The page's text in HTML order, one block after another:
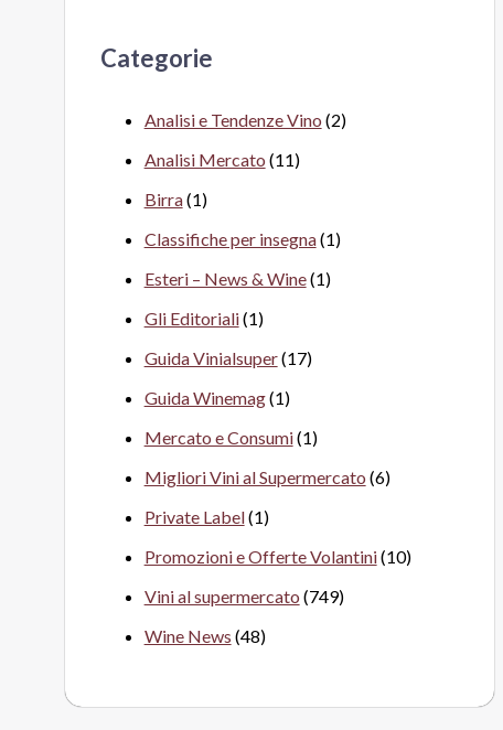
Categorie
Analisi e Tendenze Vino (2)
Analisi Mercato (11)
Birra(1)
Classifiche per insegna(1)
Esteri – News & Wine(1)
Gli Editoriali(1)
Guida Vinialsuper(17)
Guida Winemag(1)
Mercato e Consumi(1)
Migliori Vini al Supermercato (6)
Private Label(1)
Promozioni e Offerte Volantini(10)
Vini al supermercato (749)
Wine News (48)